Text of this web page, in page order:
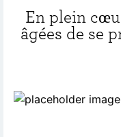
En plein
âgées de se